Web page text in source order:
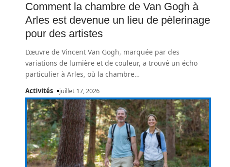
Comment la chambre de Van Gogh à
Arles est devenue un lieu de pèlerinage
pour des artistes
L’œuvre de Vincent Van Gogh, marquée par des
variations de lumière et de couleur, a trouvé un écho
particulier à Arles, où la chambre…
Activités juillet 17, 2026